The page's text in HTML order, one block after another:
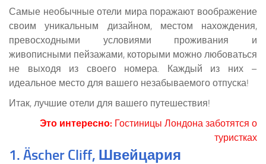
Самые необычные отели мира поражают воображение
своим уникальным дизайном, местом нахождения,
превосходными условиями проживания и
живописными пейзажами, которыми можно любоваться
не выходя из своего номера. Каждый из них –
идеальное место для вашего незабываемого отпуска!
Итак, лучшие отели для вашего путешествия!
Это интересно: Гостиницы Лондона заботятся о
туристках
1. Äscher Cliff, Швейцария